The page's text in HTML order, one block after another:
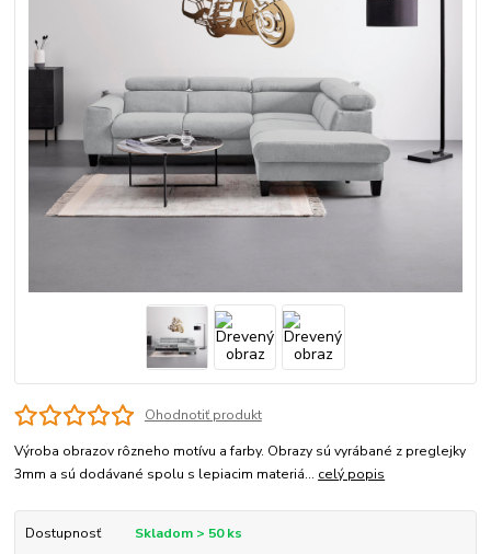
Ohodnotiť produkt
Výroba obrazov rôzneho motívu a farby. Obrazy sú vyrábané z preglejky
3mm a sú dodávané spolu s lepiacim materiá... celý popis
Dostupnosť
Skladom > 50 ks